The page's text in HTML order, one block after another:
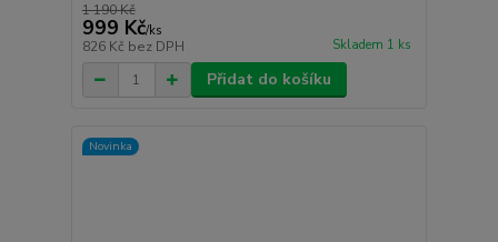
1 190 Kč
999 Kč/ks
826 Kč bez DPH Skladem 1 ks
Přidat do košíku
Novinka